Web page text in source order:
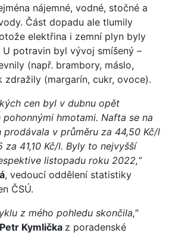
nájemné, vodné, stočné a
Část dopadu ale tlumily
elektřina i zemní plyn byly
U potravin byl vývoj smíšený –
(např. brambory, máslo,
zdražily (margarín, cukr, ovoce).
cen byl v dubnu opět
hmotami. Nafta se na
v průměru za 44,50 Kč/l
za 41,10 Kč/l. Byly to nejvyšší
listopadu roku 2022,“
, vedoucí oddělení statistiky
ČSÚ.
z mého pohledu skončila,"
Petr Kymlička z poradenské